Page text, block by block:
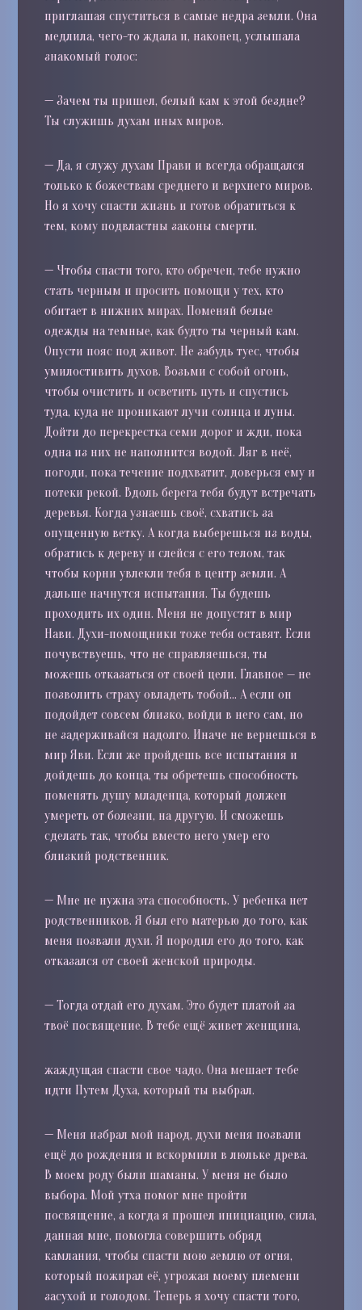
приглашая спуститься в самые недра земли. Она
медлила, чего-то ждала и, наконец, услышала
знакомый голос:
—Зачем ты пришел, белый кам к этой бездне?
Ты служишь духам иных миров.
— Да, я служу духам Прави и всегда обращался
только к божествам среднего и верхнего миров.
Но я хочу спасти жизнь и готов обратиться к
тем, кому подвластны законы смерти.
— Чтобы спасти того, кто обречен, тебе нужно
стать черным и просить помощи у тех, кто
обитает в нижних мирах. Поменяй белые
одежды на темные, как будто ты черный кам.
Опусти пояс под живот. Не забудь туес, чтобы
умилостивить духов. Возьми с собой огонь,
чтобы очистить и осветить путь и спустись
туда, куда не проникают лучи солнца и луны.
Дойти до перекрестка семи дорог и жди, пока
одна из них не наполнится водой. Ляг в неё,
погоди, пока течение подхватит, доверься ему и
потеки рекой. Вдоль берега тебя будут встречать
деревья. Когда узнаешь своё, схватись за
опущенную ветку. А когда выберешься из воды,
обратись к дереву и слейся с его телом, так
чтобы корни увлекли тебя в центр земли. А
дальше начнутся испытания. Ты будешь
проходить их один. Меня не допустят в мир
Нави. Духи-помощники тоже тебя оставят. Если
почувствуешь, что не справляешься, ты
можешь отказаться от своей цели. Главное — не
позволить страху овладеть тобой… А если он
подойдет совсем близко, войди в него сам, но
не задерживайся надолго. Иначе не вернешься в
мир Яви. Если же пройдешь все испытания и
дойдешь до конца, ты обретешь способность
поменять душу младенца, который должен
умереть от болезни, на другую. И сможешь
сделать так, чтобы вместо него умер его
близкий родственник.
— Мне не нужна эта способность. У ребенка нет
родственников. Я был его матерью до того, как
меня позвали духи. Я породил его до того, как
отказался от своей женской природы.
—Тогда отдай его духам. Это будет платой за
твоё посвящение. В тебе ещё живет женщина,
жаждущая спасти свое чадо. Она мешает тебе
идти Путем Духа, который ты выбрал.
— Меня избрал мой народ, духи меня позвали
ещё до рождения и вскормили в люльке древа.
В моем роду были шаманы. У меня не было
выбора. Мой утха помог мне пройти
посвящение, а когда я прошел инициацию, сила,
данная мне, помогла совершить обряд
камлания, чтобы спасти мою землю от огня,
который пожирал её, угрожая моему племени
засухой и голодом. Теперь я хочу спасти того,